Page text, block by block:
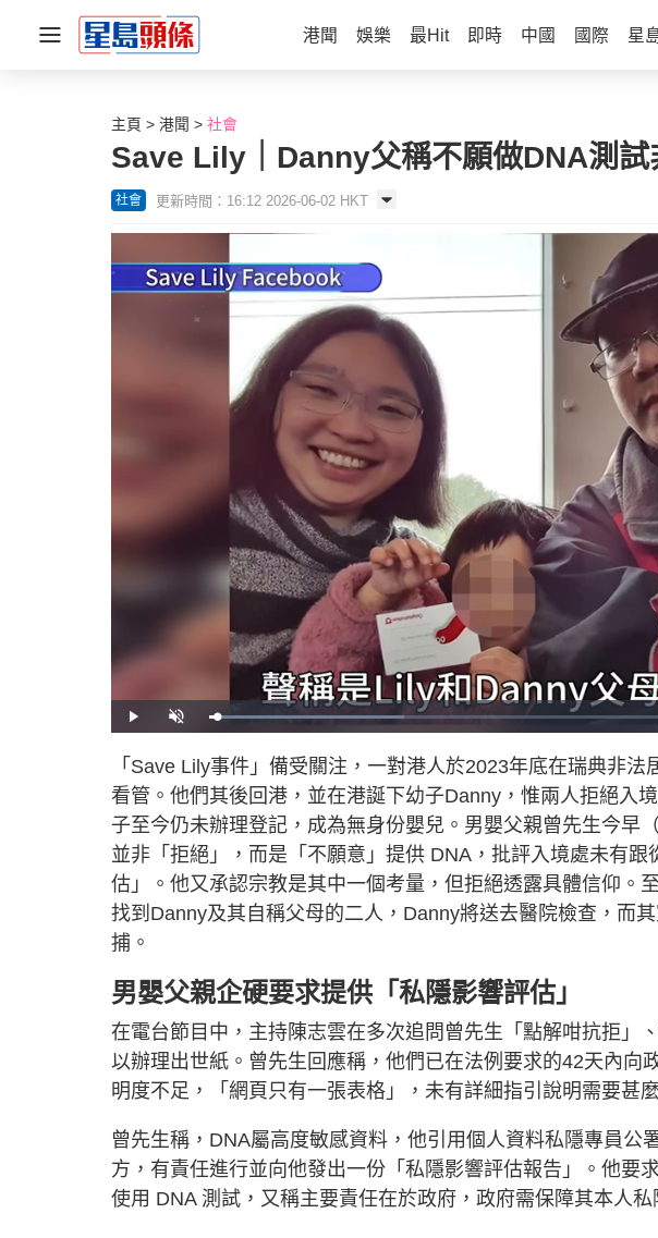
港聞 娛樂 最Hit 即時 中國 國際 星
主頁 港聞 社會
Save Lily｜Danny父稱不願做DNA測
社會 更新時間：16:12 2026-06-02 HKT
P
l
U
n
e
L
o
e
d
3
0
.
2
%
「Save Lily事件」備受關注，一對港人於2023年底在瑞典非
看管。他們其後回港，並在港誕下幼子Danny，惟兩人拒絕入
子至今仍未辦理登記，成為無身份嬰兒。男嬰父親曾先生今早
並非「拒絕」，而是「不願意」提供 DNA，批評入境處未有
估」。他又承認宗教是其中一個考量，但拒絕透露具體信仰。
找到Danny及其自稱父母的二人，Danny將送去醫院檢查，而
捕。
男嬰父親企硬要求提供「私隱影響評估」
在電台節目中，主持陳志雲在多次追問曾先生「點解咁抗拒」
以辦理出世紙。曾先生回應稱，他們已在法例要求的42天內向
明度不足，「網頁只有一張表格」，未有詳細指引說明需要甚
曾先生稱，DNA屬高度敏感資料，他引用個人資料私隱專員公
方，有責任進行並向他發出一份「私隱影響評估報告」。他要
使用 DNA 測試，又稱主要責任在於政府，政府需保障其本人私